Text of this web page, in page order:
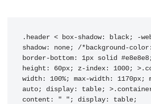
.header < box-shadow: black; -
shadow: none; /*background-
border-bottom: 1px solid
height: 60px; z-index: 1000;
width: 100%; max-width: 1170px;
auto; display: table;
content: " "; display: table;